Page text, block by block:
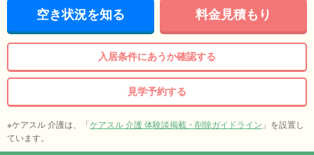
空き状況を知る 料金見積もり
入居条件にあうか確認する
見学予約する
※ケアスル 介護は、「ケアスル 介護 体験談掲載・削除ガイドライン 」を設置し
ています。